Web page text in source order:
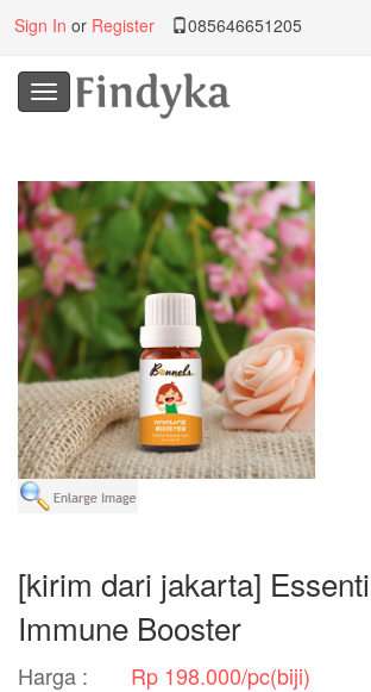
Sign In or Register 085646651205
[kirim dari jakarta]
Immune Booster
Harga :
Rp 198.000/pc(biji)